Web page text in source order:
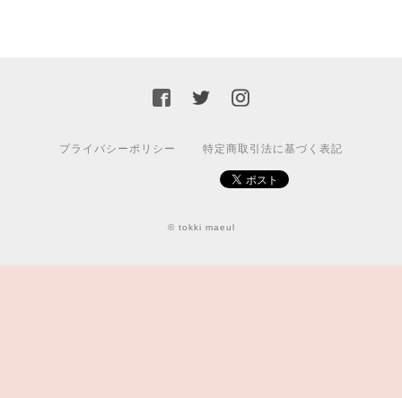
プライバシーポリシー 特定商取引法に基づく表記
© tokki maeul